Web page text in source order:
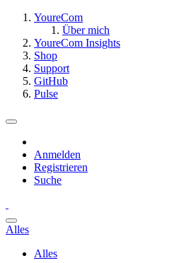
YoureCom
Über mich
YoureCom Insights
Shop
Support
GitHub
Pulse
Anmelden
Registrieren
Suche
Alles
Alles